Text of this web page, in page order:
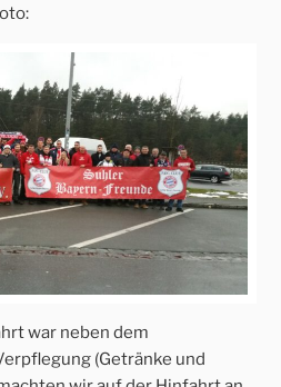
war neben dem
(Getränke und